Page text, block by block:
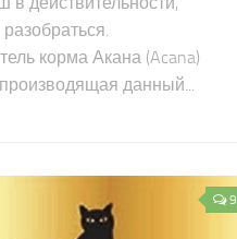
корма Акана (Acana)
данный...
9